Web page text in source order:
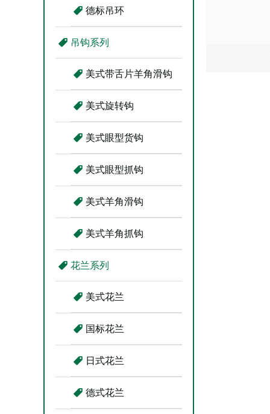
德标吊环
吊钩系列
美式带舌片羊角滑钩
美式旋转钩
美式眼型货钩
美式眼型抓钩
美式羊角滑钩
美式羊角抓钩
花兰系列
美式花兰
国标花兰
日式花兰
德式花兰